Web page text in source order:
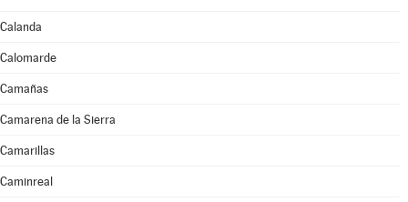
Calanda
Calomarde
Camañas
Camarena de la Sierra
Camarillas
Caminreal